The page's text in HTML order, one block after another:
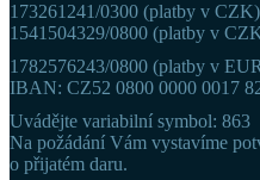
173261241/0300 (platby v CZK)
1541504329/0800 (platby v
1782576243/0800 (platby v
IBAN: CZ52 0800 0000 0017
Uvádějte variabilní symbol: 863
Na požádání Vám vystavíme
o přijatém daru.